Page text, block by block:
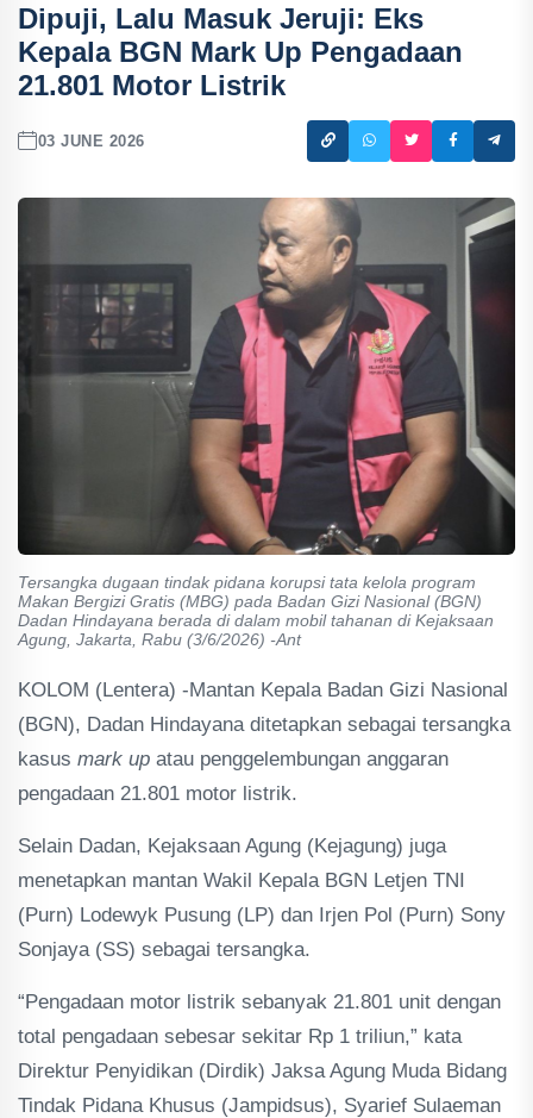
Dipuji, Lalu Masuk Jeruji: Eks
Kepala BGN Mark Up Pengadaan
21.801 Motor Listrik
03 JUNE 2026
Tersangka dugaan tindak pidana korupsi tata kelola program
Makan Bergizi Gratis (MBG) pada Badan Gizi Nasional (BGN)
Dadan Hindayana berada di dalam mobil tahanan di Kejaksaan
Agung, Jakarta, Rabu (3/6/2026) -Ant
KOLOM (Lentera) -Mantan Kepala Badan Gizi Nasional
(BGN), Dadan Hindayana ditetapkan sebagai tersangka
kasus mark up atau penggelembungan anggaran
pengadaan 21.801 motor listrik.
Selain Dadan, Kejaksaan Agung (Kejagung) juga
menetapkan mantan Wakil Kepala BGN Letjen TNI
(Purn) Lodewyk Pusung (LP) dan Irjen Pol (Purn) Sony
Sonjaya (SS) sebagai tersangka.
“Pengadaan motor listrik sebanyak 21.801 unit dengan
total pengadaan sebesar sekitar Rp 1 triliun,” kata
Direktur Penyidikan (Dirdik) Jaksa Agung Muda Bidang
Tindak Pidana Khusus (Jampidsus), Syarief Sulaeman